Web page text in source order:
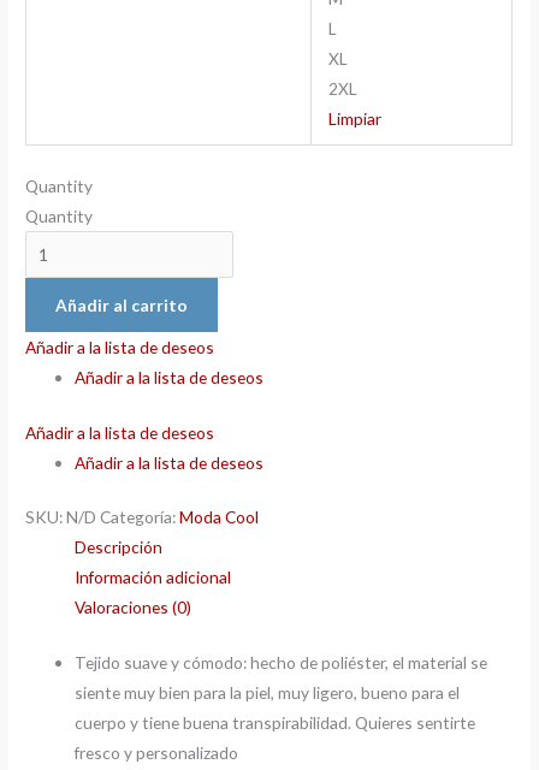
L
XL
2XL
Limpiar
Quantity
Quantity
Añadir al carrito
Añadir a la lista de deseos
Añadir a la lista de deseos
Añadir a la lista de deseos
Añadir a la lista de deseos
SKU:N/D Categoría:Moda Cool
Descripción
Información adicional
Valoraciones (0)
Tejido suave y cómodo: hecho de poliéster, el material se
siente muy bien para la piel, muy ligero, bueno para el
cuerpo y tiene buena transpirabilidad. Quieres sentirte
fresco y personalizado